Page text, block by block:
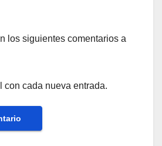
los siguientes comentarios a
con cada nueva entrada.